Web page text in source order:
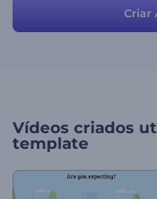
negócios relacionados.
importantes com um vídeo
Criar
Vídeos criados
template